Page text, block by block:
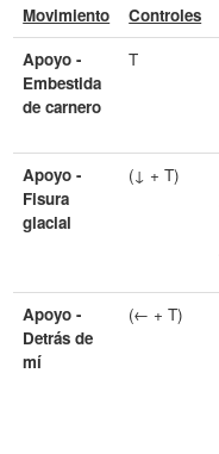
Movimiento Controles
Apoyo -
Embestida
de carnero
T
Apoyo -
Fisura
glacial
(↓ + T)
Apoyo -
Detrás de
mí
(← + T)